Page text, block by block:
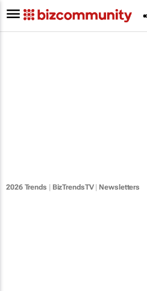
2026 Trends BizTrendsTV| Newsletters